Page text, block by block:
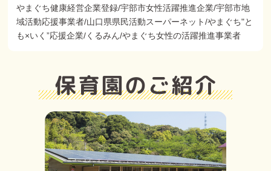
やまぐち健康経営企業登録/宇部市女性活躍推進企業/宇部市地
域活動応援事業者/山口県県民活動スーパーネット/やまぐち"と
も×いく”応援企業/くるみん/やまぐち女性の活躍推進事業者